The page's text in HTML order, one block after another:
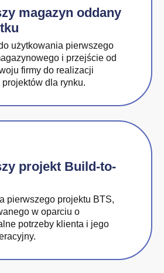
magazyn oddany
użytkowania pierwszego
i przejście od
firmy do realizacji
dla rynku.
projekt Build-to-
pierwszego projektu BTS,
w oparciu o
potrzeby klienta i jego